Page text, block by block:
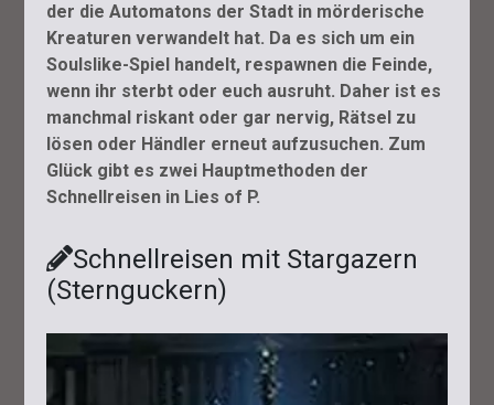
der die Automatons der Stadt in mörderische
Kreaturen verwandelt hat. Da es sich um ein
Soulslike-Spiel handelt, respawnen die Feinde,
wenn ihr sterbt oder euch ausruht. Daher ist es
manchmal riskant oder gar nervig, Rätsel zu
lösen oder Händler erneut aufzusuchen. Zum
Glück gibt es zwei Hauptmethoden der
Schnellreisen in Lies of P.
Schnellreisen mit Stargazern
(Sternguckern)